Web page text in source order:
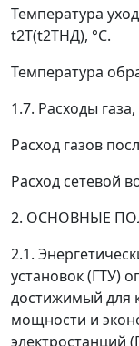
Температура
t2Т(t2ТНД), °С.
Температура
1.7. Расходы
Расход газов
Расход сетевой
2. ОСНОВНЫЕ
2.1.
установок (ГТУ)
достижимый для
мощности и
электростанций